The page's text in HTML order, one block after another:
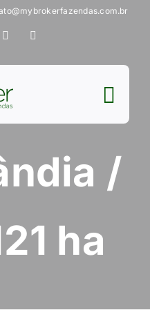
Facebook
/
ha